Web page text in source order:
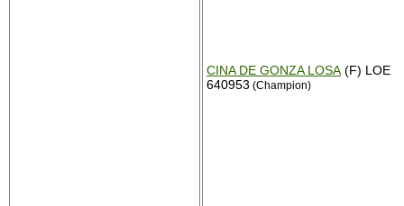
CINA DE GONZA LOSA (F) LOE
640953 (Champion)